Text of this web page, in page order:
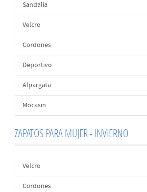
Sandalia
Velcro
Cordones
Deportivo
Alpargata
Mocasin
ZAPATOS PARA MUJER - INVIERNO
Velcro
Cordones